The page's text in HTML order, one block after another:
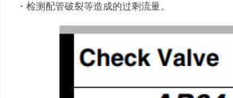
・检测配管破裂等造成的过剩流量。